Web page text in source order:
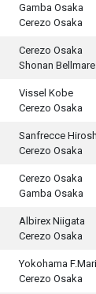
Gamba Osaka
Cerezo Osaka
Cerezo Osaka
Shonan Bellmare
Vissel Kobe
Cerezo Osaka
Sanfrecce
Cerezo Osaka
Cerezo Osaka
Gamba Osaka
Albirex Niigata
Cerezo Osaka
Yokohama
Cerezo Osaka